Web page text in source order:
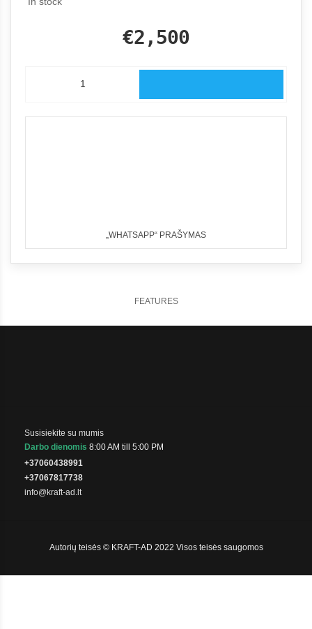
€2,500
„WHATSAPP“ PRAŠYMAS
FEATURES
Susisiekite su mumis
Darbo dienomis 8:00 AM till 5:00 PM
+37060438991
+37067817738
info@kraft-ad.lt
Autorių teisės © KRAFT-AD 2022 Visos teisės saugomos